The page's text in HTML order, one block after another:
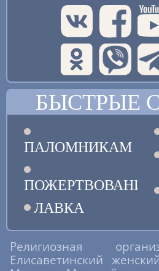
БЫСТРЫЕ
ПАЛОМНИКАМ
ПОЖЕРТВОВАНИЯ
ЛАВКА
Религиозная
Елисаветинский